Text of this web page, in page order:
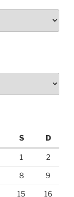
S D
1 2
8 9
15 16